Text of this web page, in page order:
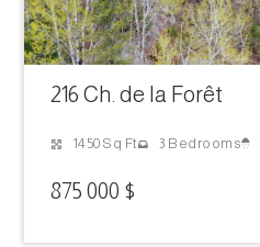
216 Ch. de la Forêt
1450 Sq Ft 3 Bedrooms
875 000 $